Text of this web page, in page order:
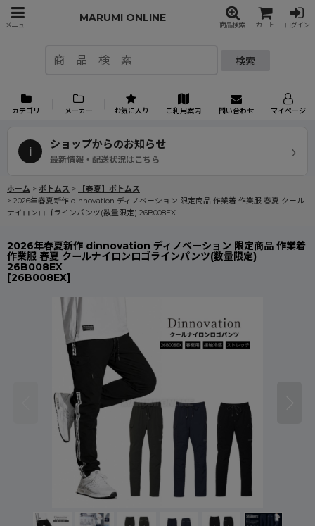
メニュー
MARUMI ONLINE
商品検索 カート ログイン
検索
カテゴリ メーカー お気に入り ご利用案内 問い合わせ マイページ
i
ショップからのお知らせ
最新情報・配送状況はこちら ›
ホーム > ボトムス >
【春夏】ボトムス
> 2026年春夏新作 dinnovation ディノベーション 限定商品 作業着 作業服 春夏 クール
ナイロンロゴラインパンツ(数量限定) 26B008EX
2026年春夏新作 dinnovation ディノベーション 限定商品 作業着
作業服 春夏 クールナイロンロゴラインパンツ(数量限定)
26B008EX
[26B008EX]